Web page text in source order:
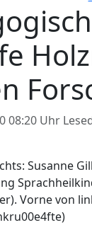
08:20 Uhr
Susanne
Vorne von